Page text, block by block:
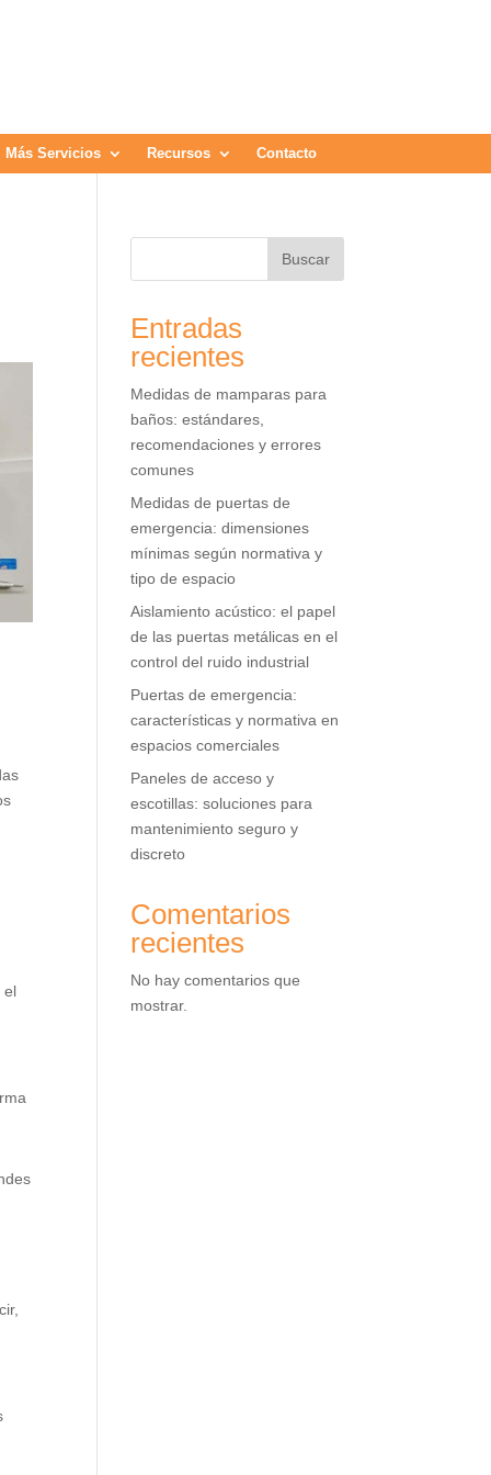
Más Servicios Recursos Contacto
el
Buscar
Entradas
recientes
Medidas de mamparas para
baños: estándares,
recomendaciones y errores
comunes
Medidas de puertas de
emergencia: dimensiones
mínimas según normativa y
tipo de espacio
Aislamiento acústico: el papel
de las puertas metálicas en el
control del ruido industrial
Puertas de emergencia:
características y normativa en
espacios comerciales
Paneles de acceso y
escotillas: soluciones para
mantenimiento seguro y
discreto
Comentarios
recientes
No hay comentarios que
mostrar.